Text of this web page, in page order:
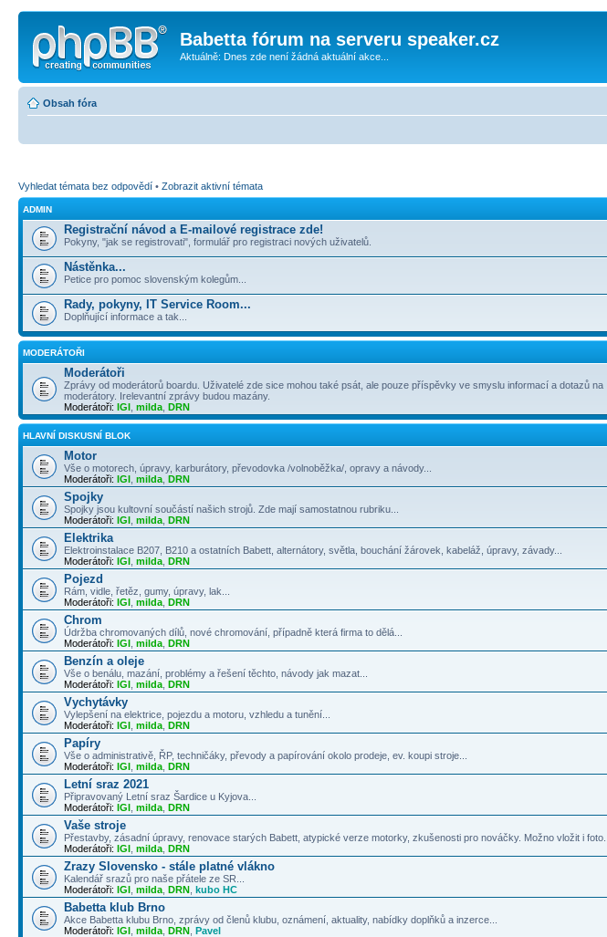
Babetta fórum na serveru speaker.cz
Aktuálně: Dnes zde není žádná aktuální akce...
Obsah fóra
Vyhledat témata bez odpovědí • Zobrazit aktivní témata
ADMIN
Registrační návod a E-mailové registrace zde!
Pokyny, "jak se registrovati", formulář pro registraci nových uživatelů.
Nástěnka...
Petice pro pomoc slovenským kolegům...
Rady, pokyny, IT Service Room...
Doplňující informace a tak...
MODERÁTOŘI
Moderátoři
Zprávy od moderátorů boardu. Uživatelé zde sice mohou také psát, ale pouze příspěvky ve smyslu informací a dotazů na
moderátory. Irelevantní zprávy budou mazány.
Moderátoři: IGI milda DRN
HLAVNÍ DISKUSNÍ BLOK
Motor
Vše o motorech, úpravy, karburátory, převodovka /volnoběžka/, opravy a návody...
Moderátoři: IGI milda DRN
Spojky
Spojky jsou kultovní součástí našich strojů. Zde mají samostatnou rubriku...
Moderátoři: IGI milda DRN
Elektrika
Elektroinstalace B207, B210 a ostatních Babett, alternátory, světla, bouchání žárovek, kabeláž, úpravy, závady...
Moderátoři: IGI milda DRN
Pojezd
Rám, vidle, řetěz, gumy, úpravy, lak...
Moderátoři: IGI milda DRN
Chrom
Údržba chromovaných dílů, nové chromování, případně která firma to dělá...
Moderátoři: IGI milda DRN
Benzín a oleje
Vše o benálu, mazání, problémy a řešení těchto, návody jak mazat...
Moderátoři: IGI milda DRN
Vychytávky
Vylepšení na elektrice, pojezdu a motoru, vzhledu a tunění...
Moderátoři: IGI milda DRN
Papíry
Vše o administrativě, ŘP, techničáky, převody a papírování okolo prodeje, ev. koupi stroje...
Moderátoři: IGI milda DRN
Letní sraz 2021
Připravovaný Letní sraz Šardice u Kyjova...
Moderátoři: IGI milda DRN
Vaše stroje
Přestavby, zásadní úpravy, renovace starých Babett, atypické verze motorky, zkušenosti pro nováčky. Možno vložit i foto...
Moderátoři: IGI milda DRN
Zrazy Slovensko - stále platné vlákno
Kalendář srazů pro naše přátele ze SR...
Moderátoři: IGI milda DRN kubo HC
Babetta klub Brno
Akce Babetta klubu Brno, zprávy od členů klubu, oznámení, aktuality, nabídky doplňků a inzerce...
Moderátoři: IGI milda DRN Pavel